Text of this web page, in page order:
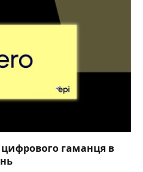
цифрового гаманця в